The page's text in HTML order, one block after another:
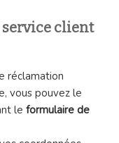
service client
réclamation
vous pouvez le
le formulaire de